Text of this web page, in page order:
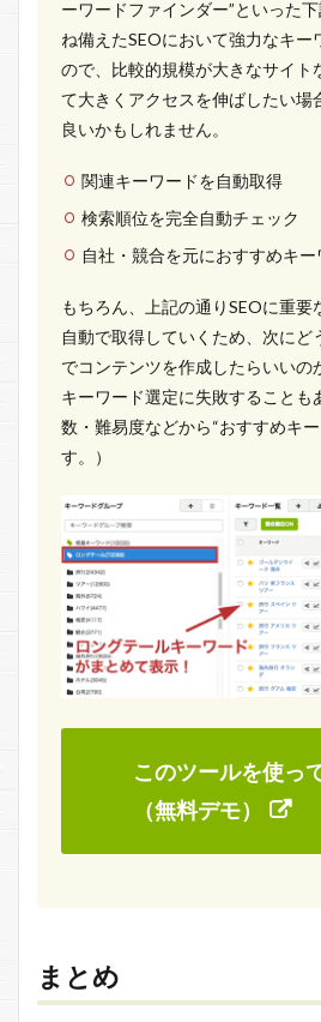
ーワードファインダー”といった
ね備えたSEOにおいて強力なキー
ので、比較的規模が大きなサイト
て大きくアクセスを伸ばしたい場
良いかもしれません。
関連キーワードを自動取得
検索順位を完全自動チェック
自社・競合を元におすすめキ
もちろん、上記の通りSEOに重要
自動で取得していくため、次にど
でコンテンツを作成したらいいの
キーワード選定に失敗することも
数・難易度などから“おすすめキ
す。）
このツールを使っ
（無料デモ）
まとめ